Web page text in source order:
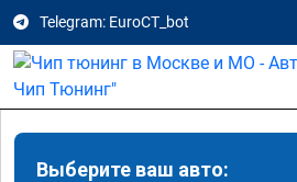
Telegram: EuroCT_bot
Выберите ваш авто: